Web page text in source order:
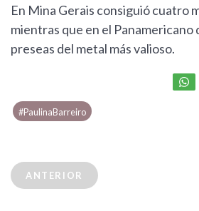
En Mina Gerais consiguió cuatro
mientras que en el Panamericano
preseas del metal más valioso.
#PaulinaBarreiro
ANTERIOR